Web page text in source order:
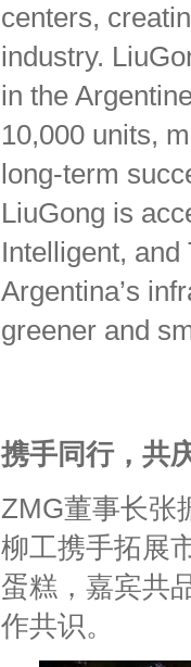
centers,
industry.
in the
10,000 units,
long-term
LiuGong is
Intelligent, and
Argentina’s
greener and
携手同行，共
ZMG董事长张
柳工携手拓展
蛋糕，嘉宾共
作共识。